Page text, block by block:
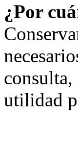
¿Por
consulta,
utilidad